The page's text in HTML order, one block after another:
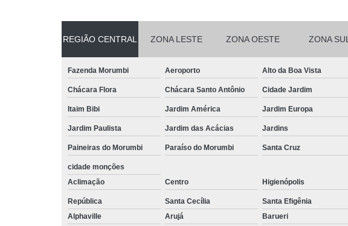
REGIÃO CENTRAL ZONA LESTE ZONA OESTE ZONA SUL
Fazenda Morumbi Aeroporto Alto da Boa Vista
Chácara Flora Chácara Santo Antônio Cidade Jardim
Itaim Bibi Jardim América Jardim Europa
Jardim Paulista Jardim das Acácias Jardins
Paineiras do Morumbi Paraíso do Morumbi Santa Cruz
cidade monções
Aclimação
Centro Higienópolis
República Santa Cecília
Santa Efigênia
Alphaville
Arujá Barueri